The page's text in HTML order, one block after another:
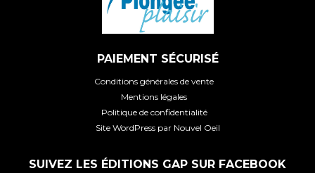
PAIEMENT SÉCURISÉ
Conditions générales de vente
Mentions légales
Politique de confidentialité
Site WordPress par Nouvel Oeil
SUIVEZ LES ÉDITIONS GAP SUR FACEBOOK